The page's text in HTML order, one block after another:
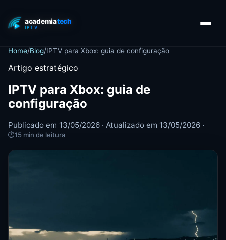
Home/Blog/IPTV para Xbox: guia de configuração
Artigo estratégico
IPTV para Xbox: guia de
configuração
Publicado em 13/05/2026 · Atualizado em 13/05/2026 ·
⏱15 min de leitura